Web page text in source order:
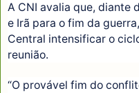
A CNI avalia que, diante
e Irã para o fim da
Central intensificar o
reunião.
“O provável fim do